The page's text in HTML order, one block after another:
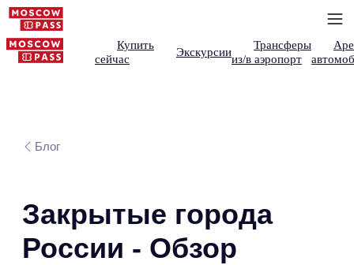
Купить
сейчас
Экскурсии
Трансферы
из/в аэропорт
Блог
Закрытые города
России - Обзор